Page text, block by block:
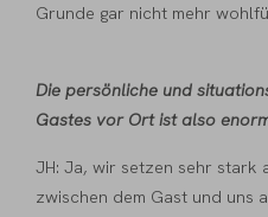
Grunde gar nicht mehr
Die persönliche und
Gastes vor Ort ist also
JH: Ja, wir setzen sehr stark
zwischen dem Gast und uns